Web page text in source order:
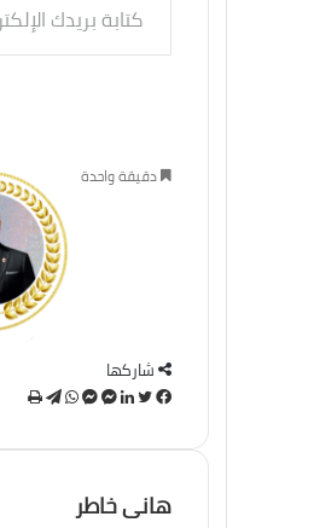
الإلكتروني...
دقيقة واحدة
شاركها
فيسبوك
تويترلينكدإن
ماسنجر
ماسنجر
واتسابتيلقرام
طباعة
هانى خاطر